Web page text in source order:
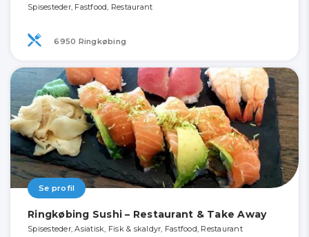
Spisesteder, Fastfood, Restaurant
6950 Ringkøbing
Se profil
Ringkøbing Sushi – Restaurant & Take Away
Spisesteder, Asiatisk, Fisk & skaldyr, Fastfood, Restaurant